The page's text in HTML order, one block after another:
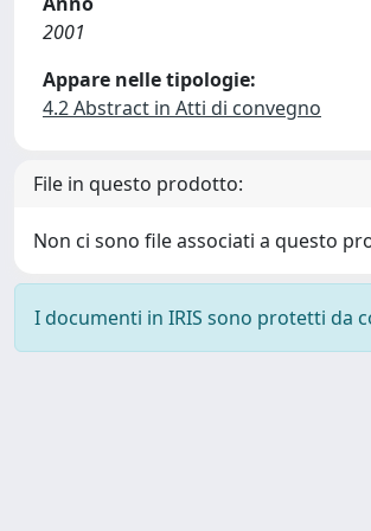
2001
Appare nelle tipologie:
4.2 Abstract in Atti di convegno
File in questo prodotto:
Non ci sono file associati a questo
I documenti in IRIS sono protetti da